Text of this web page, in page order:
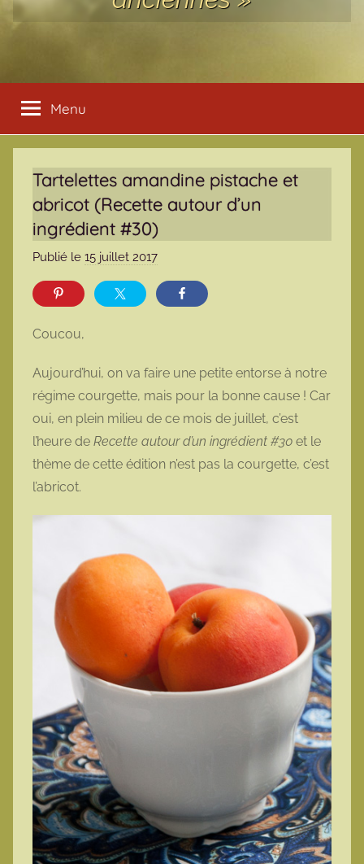
Menu
Tartelettes amandine pistache et
abricot (Recette autour d’un
ingrédient #30)
Publié le 15 juillet 2017
a
r
o
t
t
e
Coucou,
Aujourd’hui, on va faire une petite entorse à notre
régime courgette, mais pour la bonne cause ! Car
oui, en plein milieu de ce mois de juillet, c’est
l’heure de Recette autour d’un ingrédient #30 et le
thème de cette édition n’est pas la courgette, c’est
l’abricot.